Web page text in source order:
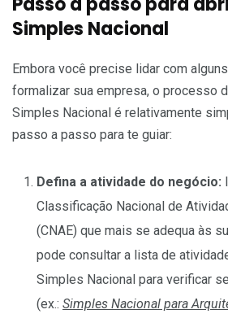
Simples Nacional
Embora você precise lidar com
formalizar sua empresa, o processo
Simples Nacional é relativamente
passo a passo para te guiar:
Defina a atividade do negócio:
Classificação Nacional de
(CNAE) que mais se adequa às
pode consultar a lista de
Simples Nacional para verificar
(ex.: Simples Nacional para